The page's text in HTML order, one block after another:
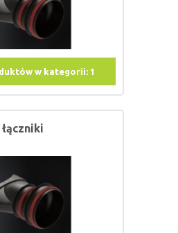
w kategorii: 1
łączniki